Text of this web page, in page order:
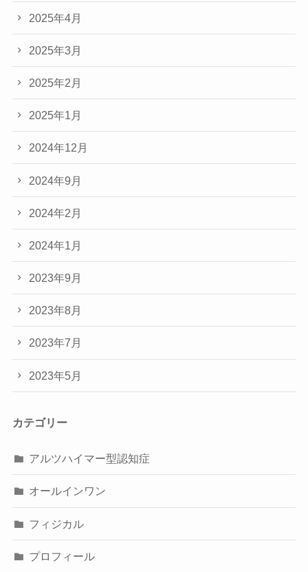
2025年4月
2025年3月
2025年2月
2025年1月
2024年12月
2024年9月
2024年2月
2024年1月
2023年9月
2023年8月
2023年7月
2023年5月
カテゴリー
アルツハイマー型認知症
オールインワン
フィジカル
プロフィール